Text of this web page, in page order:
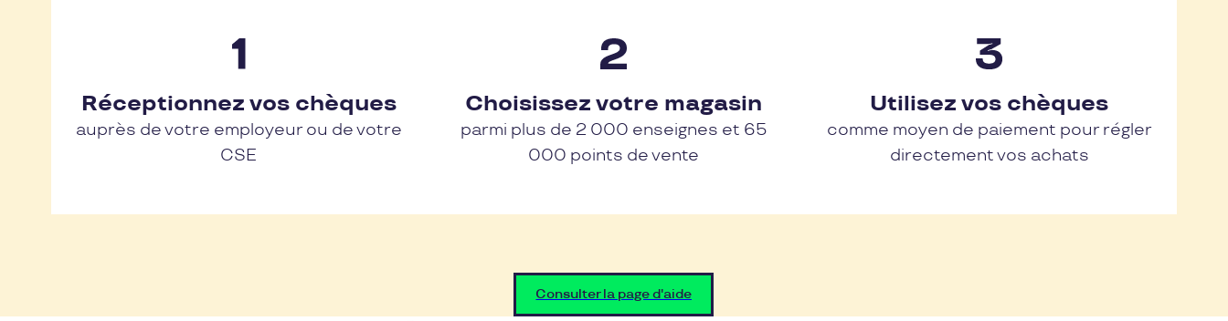
Réceptionnez vos chèques
auprès de votre employeur ou de votre
CSE
Choisissez votre magasin
parmi plus de 2 000 enseignes et 65
000 points de vente
Utilisez vos chèques
comme moyen de paiement pour régler
directement vos achats
Consulter la page d'aide